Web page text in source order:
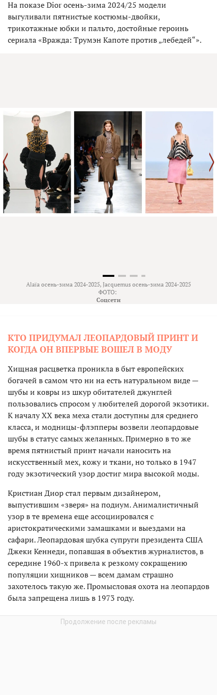
На показе Dior осень-зима 2024/25 модели
выгуливали пятнистые костюмы-двойки,
трикотажные юбки и пальто, достойные героинь
сериала «Вражда: Трумэн Капоте против „лебедей“».
Alaïa осень-зима 2024-2025, Jacquemus осень-зима 2024-2025
ФОТО:
Соцсети
КТО ПРИДУМАЛ ЛЕОПАРДОВЫЙ ПРИНТ И
КОГДА ОН ВПЕРВЫЕ ВОШЕЛ В МОДУ
Хищная расцветка проникла в быт европейских
богачей в самом что ни на есть натуральном виде —
шубы и ковры из шкур обитателей джунглей
пользовались спросом у любителей дорогой экзотики.
К началу XX века меха стали доступны для среднего
класса, и модницы-флэпперы возвели леопардовые
шубы в статус самых желанных. Примерно в то же
время пятнистый принт начали наносить на
искусственный мех, кожу и ткани, но только в 1947
году экзотический узор достиг мира высокой моды.
Кристиан Диор стал первым дизайнером,
выпустившим «зверя» на подиум. Анималистичный
узор в те времена еще ассоциировался с
аристократическими замашками и выездами на
сафари. Леопардовая шубка супруги президента США
Джеки Кеннеди, попавшая в объектив журналистов, в
середине 1960-х привела к резкому сокращению
популяции хищников — всем дамам страшно
захотелось такую же. Промысловая охота на леопардов
была запрещена лишь в 1973 году.